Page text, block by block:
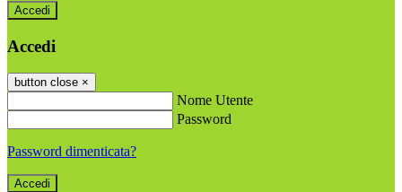
Accedi
Accedi
button close ×
Nome Utente
Password
Password dimenticata?